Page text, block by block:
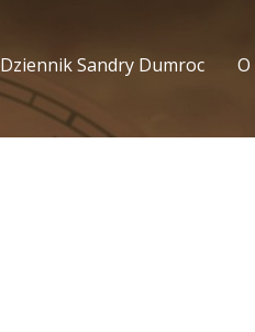
Dziennik Sandry Dumroc